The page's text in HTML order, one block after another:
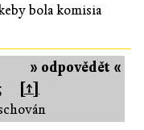
bola komisia
» odpovědět «
[↑]